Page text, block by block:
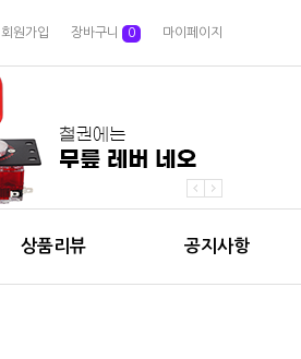
회원가입 장바구니 0 마이페이지
상품리뷰 공지사항